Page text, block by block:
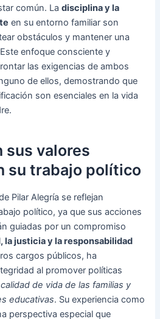
común. Ladisciplina y la
en su entorno familiar son
obstáculos y mantener una
enfoque consciente y
las exigencias de ambos
de ellos, demostrando que
son esenciales en la vida
sus valores
su trabajo político
Pilar Alegría se reflejan
político, ya que sus acciones
guiadas por un compromiso
la justicia y la responsabilidad
cargos públicos, ha
al promover políticas
de vida de las familias y
educativas. Su experiencia como
perspectiva especial que